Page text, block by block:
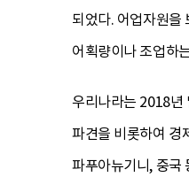
되었다. 어업자원을
어획량이나 조업하
우리나라는 2018년
파견을 비롯하여 경
파푸아뉴기니, 중국